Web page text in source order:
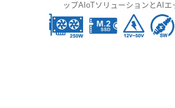
ップAIoTソリューションとAIエ